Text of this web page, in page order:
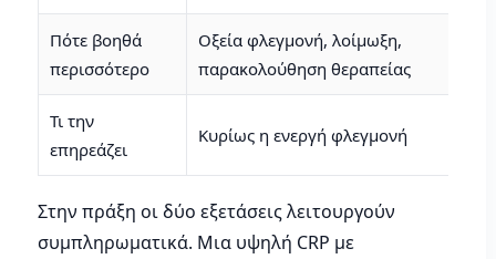
Πότε βοηθά
περισσότερο
Οξεία φλεγμονή, λοίμωξη,
παρακολούθηση θεραπείας
Τι την
επηρεάζει
Κυρίως η ενεργή φλεγμονή
Στην πράξη οι δύο εξετάσεις λειτουργούν
συμπληρωματικά. Μια υψηλή CRP με